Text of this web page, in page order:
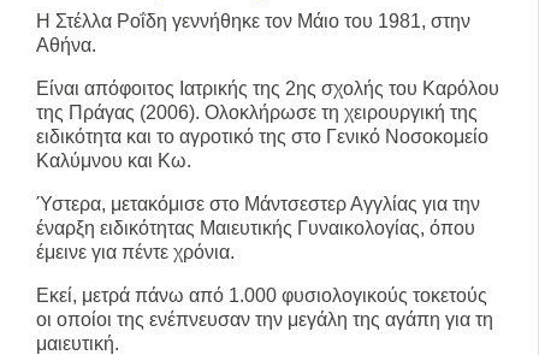
Η Στέλλα Ροΐδη γεννήθηκε τον Μάιο του 1981, στην
Αθήνα.
Είναι απόφοιτος Ιατρικής της 2ης σχολής του Καρόλου
της Πράγας (2006). Ολοκλήρωσε τη χειρουργική της
ειδικότητα και το αγροτικό της στο Γενικό Νοσοκομείο
Καλύμνου και Κω.
Ύστερα, μετακόμισε στο Μάντσεστερ Αγγλίας για την
έναρξη ειδικότητας Μαιευτικής Γυναικολογίας, όπου
έμεινε για πέντε χρόνια.
Εκεί, μετρά πάνω από 1.000 φυσιολογικούς τοκετούς
οι οποίοι της ενέπνευσαν την μεγάλη της αγάπη για τη
μαιευτική.